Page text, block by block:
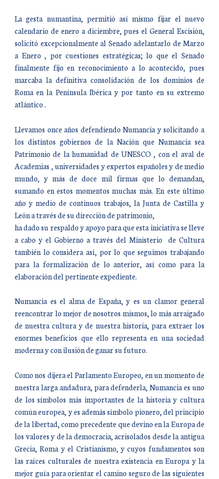
La gesta numantina, permitió así mismo fijar el nuevo
calendario de enero a diciembre, pues el General Escisión,
solicitó excepcionalmente al Senado adelantarlo de Marzo
a Enero , por cuestiones estratégicas; lo que el Senado
finalmente fijo en reconocimiento a lo acontecido, pues
marcaba la definitiva consolidación de los dominios de
Roma en la Península Ibérica y por tanto en su extremo
atlántico .
Llevamos once años defendiendo Numancia y solicitando a
los distintos gobiernos de la Nación que Numancia sea
Patrimonio de la humanidad de UNESCO , con el aval de
Academias , universidades y expertos españoles y de medio
mundo, y más de doce mil firmas que lo demandan,
sumando en estos momentos muchas más. En este último
año y medio de continuos trabajos, la Junta de Castilla y
León a través de su dirección de patrimonio,
ha dado su respaldo y apoyo para que esta iniciativa se lleve
a cabo y el Gobierno a través del Ministerio de Cultura
también lo considera así, por lo que seguimos trabajando
para la formalización de lo anterior, así como para la
elaboración del pertinente expediente.
Numancia es el alma de España, y es un clamor general
reencontrar lo mejor de nosotros mismos, lo más arraigado
de nuestra cultura y de nuestra historia, para extraer los
enormes beneficios que ello representa en una sociedad
moderna y con ilusión de ganar su futuro.
Como nos dijera el Parlamento Europeo, en un momento de
nuestra larga andadura, para defenderla, Numancia es uno
de los símbolos más importantes de la historia y cultura
común europea, y es además símbolo pionero, del principio
de la libertad, como precedente que devino en la Europa de
los valores y de la democracia, acrisolados desde la antigua
Grecia, Roma y el Cristianismo, y cuyos fundamentos son
las raíces culturales de nuestra existencia en Europa y la
mejor guía para orientar el camino seguro de las siguientes